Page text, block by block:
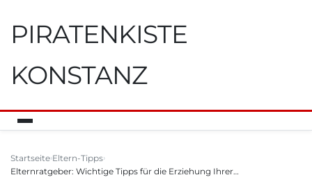
PIRATENKISTE
KONSTANZ
Startseite Eltern-Tipps
Elternratgeber: Wichtige Tipps für die Erziehung Ihrer…